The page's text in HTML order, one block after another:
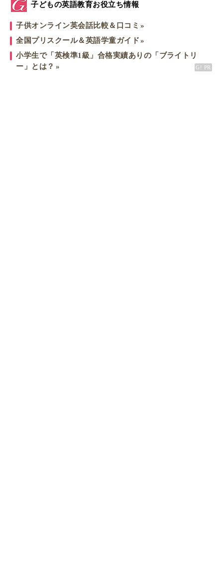
子どもの英語教育お役立ち情報
子供オンライン英会話比較＆口コミ
全国プリスクール＆英語学童ガイド
小学生で「英検準1級」合格実績ありの「ブライトリ
ー」とは？